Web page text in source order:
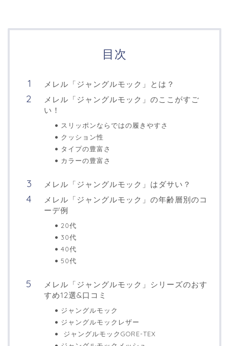
目次
メレル「ジャングルモック」とは？
メレル「ジャングルモック」のここがすご
い！
スリッポンならではの履きやすさ
クッション性
タイプの豊富さ
カラーの豊富さ
メレル「ジャングルモック」はダサい？
メレル「ジャングルモック」の年齢層別のコ
ーデ例
20代
30代
40代
50代
メレル「ジャングルモック」シリーズのおす
すめ12選&口コミ
ジャングルモック
ジャングルモックレザー
ジャングルモックGORE-TEX